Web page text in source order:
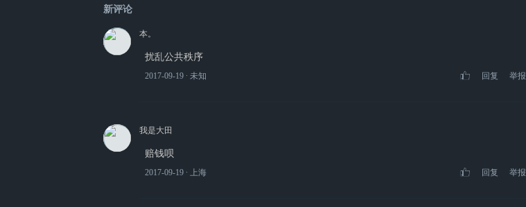
新评论
本。
扰乱公共秩序
2017-09-19 ∙ 未知 回复 举报
我是大田
赔钱呗
2017-09-19 ∙ 上海 回复 举报